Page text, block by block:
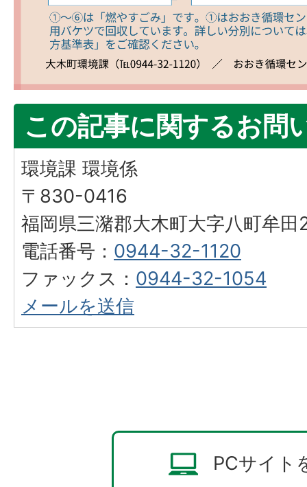
この記事に関するお問
環境課 環境係
〒830-0416
福岡県三潴郡大木町大字八町牟
電話番号： 0944-32-1120
ファックス： 0944-32-1054
メールを送信
PCサイト